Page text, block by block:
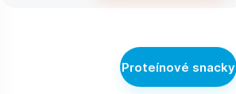
Proteínové snacky